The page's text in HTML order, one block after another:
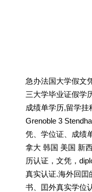
急办法国大学假文
三大学毕业证假学
成绩单学历,留学挂
Grenoble 3
凭、学位证、成绩
拿大 韩国 美国 新
历认证，文凭，
真实认证.海外回囯
书、囯外真实学位